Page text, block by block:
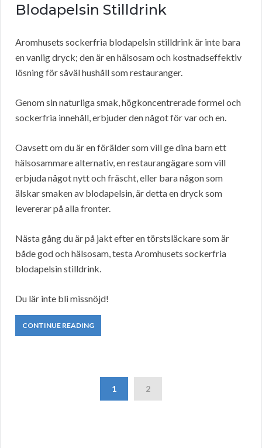
Blodapelsin Stilldrink
Aromhusets sockerfria blodapelsin stilldrink är inte bara
en vanlig dryck; den är en hälsosam och kostnadseffektiv
lösning för såväl hushåll som restauranger.
Genom sin naturliga smak, högkoncentrerade formel och
sockerfria innehåll, erbjuder den något för var och en.
Oavsett om du är en förälder som vill ge dina barn ett
hälsosammare alternativ, en restaurangägare som vill
erbjuda något nytt och fräscht, eller bara någon som
älskar smaken av blodapelsin, är detta en dryck som
levererar på alla fronter.
Nästa gång du är på jakt efter en törstsläckare som är
både god och hälsosam, testa Aromhusets sockerfria
blodapelsin stilldrink.
Du lär inte bli missnöjd!
CONTINUE READING
1 2